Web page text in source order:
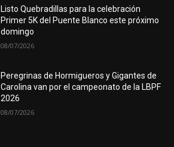
Listo Quebradillas para la celebración
Primer 5K del Puente Blanco este próximo
domingo
08/07/2026
Peregrinas de Hormigueros y Gigantes de
Carolina van por el campeonato de la LBPF
2026
08/07/2026